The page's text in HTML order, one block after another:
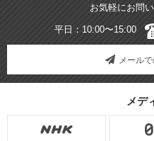
お気軽にお問
平日：10:00〜15:00
メール
メデ